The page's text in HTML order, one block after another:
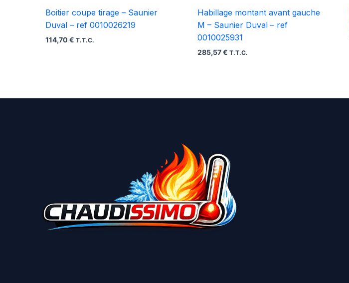
Boitier coupe tirage – Saunier
Duval – ref 0010026219
114,70€ T.T.C.
Habillage montant avant gauche
M – Saunier Duval – ref
0010025931
285,57€ T.T.C.